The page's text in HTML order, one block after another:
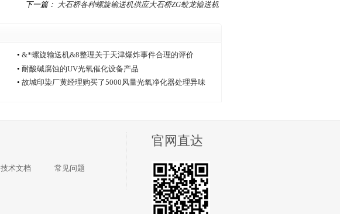
下一篇： 大石桥各种螺旋输送机供应大石桥ZG蛟龙输送机
• &*螺旋输送机&8整理关于天津爆炸事件合理的评价
• 耐酸碱腐蚀的UV光氧催化设备产品
• 故城印染厂黄经理购买了5000风量光氧净化器处理异味
技术文档 常见问题
官网直达